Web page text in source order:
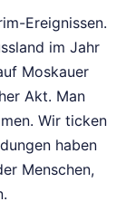
Ereignissen.
im Jahr
Moskauer
Akt. Man
Wir ticken
haben
Menschen,